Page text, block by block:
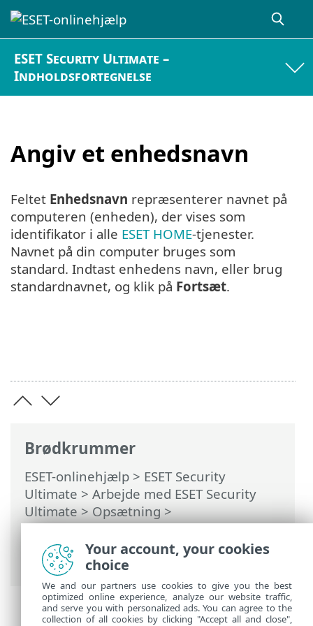
ESET Security Ultimate –
Indholdsfortegnelse
Angiv et enhedsnavn
Brødkrummer
ESET-onlinehjælp > ESET Security
Ultimate > Arbejde med ESET Security
Ultimate>Opsætning>
Sikkerhedsværktøjer>Anti-Theft>
Dialogboksvinduer – Anti-Theft > Angiv et
enhedsnavn
Feltet Enhedsnavn repræsenterer navnet på
computeren (enheden), der vises som
identifikator i alle ESET HOME-tjenester.
Navnet på din computer bruges som
standard. Indtast enhedens navn, eller brug
standardnavnet, og klik på Fortsæt.
Your account, your cookies
choice
We and our partners use cookies to give you the best
optimized online experience, analyze our website traffic,
and serve you with personalized ads. You can agree to the
collection of all cookies by clicking "Accept all and close",